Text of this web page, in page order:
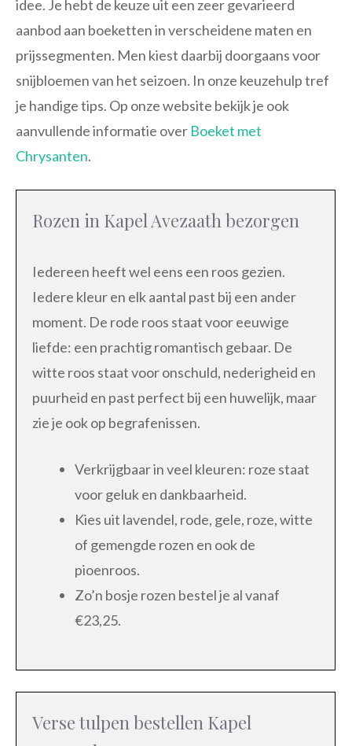
idee. Je hebt de keuze uit een zeer gevarieerd
aanbod aan boeketten in verscheidene maten en
prijssegmenten. Men kiest daarbij doorgaans voor
snijbloemen van het seizoen. In onze keuzehulp tref
je handige tips. Op onze website bekijk je ook
aanvullende informatie over Boeket met
Chrysanten.
Rozen in Kapel Avezaath bezorgen
Iedereen heeft wel eens een roos gezien.
Iedere kleur en elk aantal past bij een ander
moment. De rode roos staat voor eeuwige
liefde: een prachtig romantisch gebaar. De
witte roos staat voor onschuld, nederigheid en
puurheid en past perfect bij een huwelijk, maar
zie je ook op begrafenissen.
Verkrijgbaar in veel kleuren: roze staat
voor geluk en dankbaarheid.
Kies uit lavendel, rode, gele, roze, witte
of gemengde rozen en ook de
pioenroos.
Zo’n bosje rozen bestel je al vanaf
€23,25.
Verse tulpen bestellen Kapel